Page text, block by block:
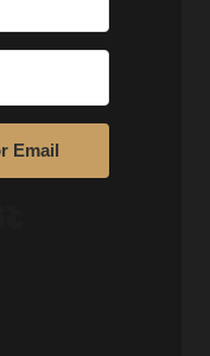
Email